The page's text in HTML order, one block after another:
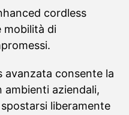
cordless
mobilità di
avanzata consente la
ambienti aziendali,
liberamente